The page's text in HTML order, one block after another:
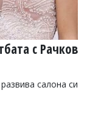
с Рачков
салона си